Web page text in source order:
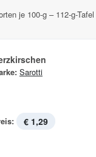
je 100-g – 112-g-Tafel
Sarotti
€ 1,29